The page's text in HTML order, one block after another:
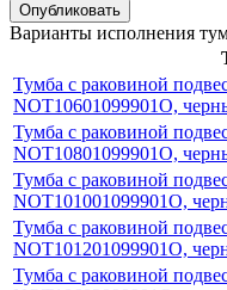
Опубликовать
Варианты исполнения
Тумба с раковиной
NOT10601099901O,
Тумба с раковиной
NOT10801099901O,
Тумба с раковиной
NOT101001099901O,
Тумба с раковиной
NOT101201099901O,
Тумба с раковиной